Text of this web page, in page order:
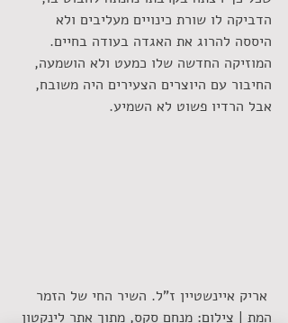
הדביקה לו שורת כינויים מעליבים ולא
היססה להרוג את האגדה בעודה בחיים.
המוזיקה החדשה שלו כמעט ולא הושמעה,
החיבור עם היוצרים הצעירים היה משובח,
אבל הרדיו פשוט לא השמיע.
אריק איינשטיין ז"ל. השיר החי של הזמר
המת | צילום: מנחם סקס, מתוך אתר לינקטון